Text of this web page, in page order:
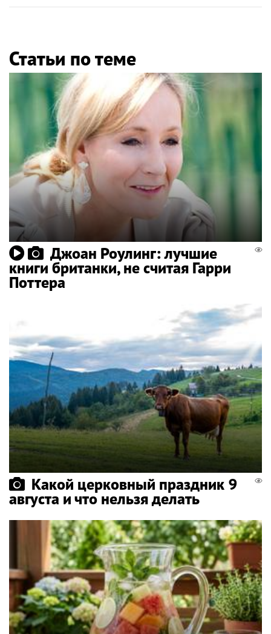
Статьи по теме
Джоан Роулинг: лучшие
книги британки, не считая Гарри
Поттера
Какой церковный праздник 9
августа и что нельзя делать